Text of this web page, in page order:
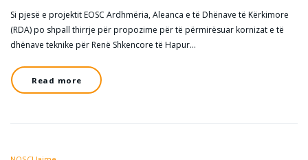
Si pjesë e projektit EOSC Ardhmëria, Aleanca e të Dhënave të Kërkimore
(RDA) po shpall thirrje për propozime për të përmirësuar kornizat e të
dhënave teknike për Renë Shkencore të Hapur…
Read more